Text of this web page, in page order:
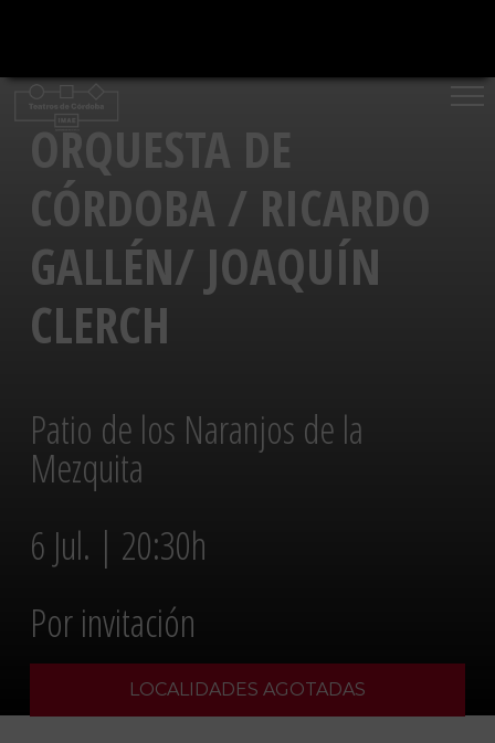
contenido
ORQUESTA DE
CÓRDOBA / RICARDO
GALLÉN/ JOAQUÍN
CLERCH
Patio de los Naranjos de la
Mezquita
6 Jul. | 20:30h
Por invitación
LOCALIDADES AGOTADAS